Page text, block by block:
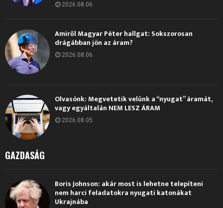
2026.08.06.
Amiről Magyar Péter hallgat: Sokszorosan
drágábban jön az áram?
2026.08.06.
Olvasónk: Megvetetik velünk a “nyugat” áramát,
vagy egyáltalán NEM LESZ ÁRAM
2026.08.05.
GAZDASÁG
Boris Johnson: akár most is lehetne telepíteni
nem harci feladatokra nyugati katonákat
Ukrajnába